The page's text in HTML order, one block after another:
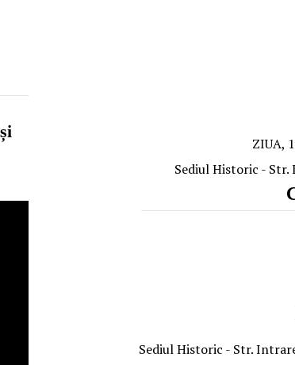
ZIUA,
Sediul Historic -
NUMĂR
Sediul Historic - Str.